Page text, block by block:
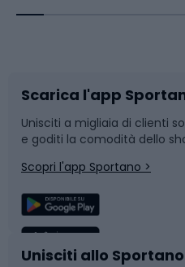
Bushcraft
Corsa
Sport di squadra
Caschi da ciclismo
Slitte e slittini
Snowboard
Camminata nordica
Nuoto
Scarica l'app
Unisciti a migliaia di clienti
e goditi la comodità dello
Scopri l'app Sportano >
Unisciti allo